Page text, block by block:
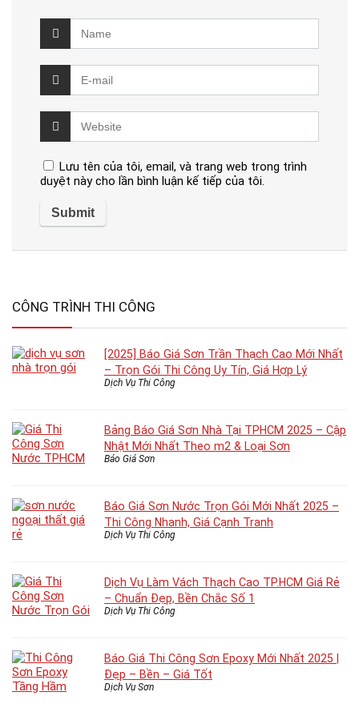
Lưu tên của tôi, email, và trang web trong trình
duyệt này cho lần bình luận kế tiếp của tôi.
CÔNG TRÌNH THI CÔNG
[2025] Báo Giá Sơn Trần Thạch Cao Mới Nhất
– Trọn Gói Thi Công Uy Tín, Giá Hợp Lý
Dịch Vụ Thi Công
Bảng Báo Giá Sơn Nhà Tại TPHCM 2025 – Cập
Nhật Mới Nhất Theo m2 & Loại Sơn
Báo Giá Sơn
Báo Giá Sơn Nước Trọn Gói Mới Nhất 2025 –
Thi Công Nhanh, Giá Cạnh Tranh
Dịch Vụ Thi Công
Dịch Vụ Làm Vách Thạch Cao TP.HCM Giá Rẻ
– Chuẩn Đẹp, Bền Chắc Số 1
Dịch Vụ Thi Công
Báo Giá Thi Công Sơn Epoxy Mới Nhất 2025 |
Đẹp – Bền – Giá Tốt
Dịch Vụ Sơn